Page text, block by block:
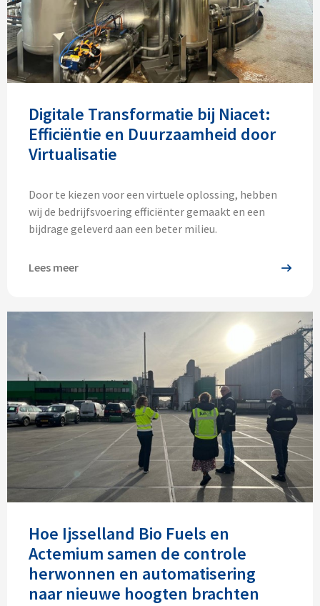
Digitale Transformatie bij Niacet:
Efficiëntie en Duurzaamheid door
Virtualisatie
Door te kiezen voor een virtuele oplossing, hebben
wij de bedrijfsvoering efficiënter gemaakt en een
bijdrage geleverd aan een beter milieu.
Lees meer
Hoe Ijsselland Bio Fuels en
Actemium samen de controle
herwonnen en automatisering
naar nieuwe hoogten brachten